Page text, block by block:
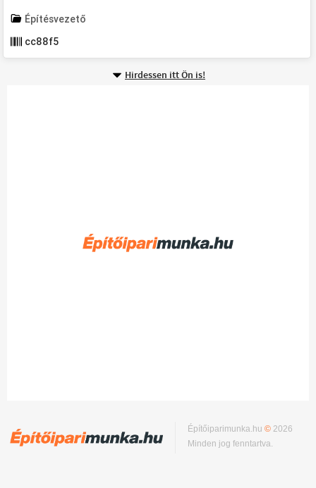
Építésvezető
cc88f5
Hirdessen itt Ön is!
Építőiparimunka.hu© 2026
Minden jog fenntartva.